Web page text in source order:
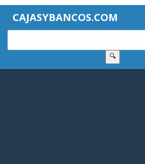
CAJASYBANCOS.COM
🔍